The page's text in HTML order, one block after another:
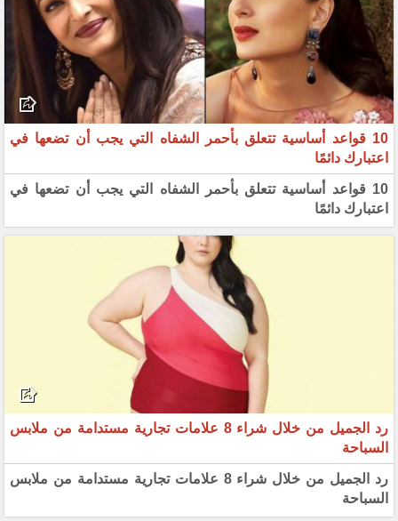
10 قواعد أساسية تتعلق بأحمر الشفاه التي يجب أن تضعها في
اعتبارك دائمًا
10 قواعد أساسية تتعلق بأحمر الشفاه التي يجب أن تضعها في
اعتبارك دائمًا
رد الجميل من خلال شراء 8 علامات تجارية مستدامة من ملابس
السباحة
رد الجميل من خلال شراء 8 علامات تجارية مستدامة من ملابس
السباحة